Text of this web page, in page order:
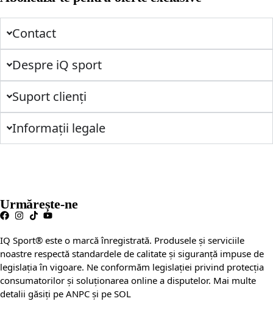
Contact
Despre iQ sport
Suport clienți
Informații legale
Urmărește-ne
IQ Sport® este o marcă înregistrată. Produsele și serviciile
noastre respectă standardele de calitate și siguranță impuse de
legislația în vigoare. Ne conformăm legislației privind protecția
consumatorilor și soluționarea online a disputelor. Mai multe
detalii găsiți pe ANPC și pe SOL